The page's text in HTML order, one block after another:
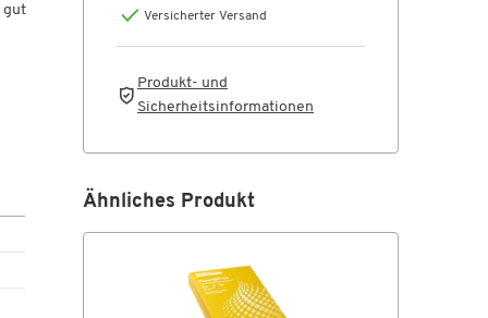
gut
Versicherter Versand
Produkt- und
Sicherheitsinformationen
Ähnliches Produkt